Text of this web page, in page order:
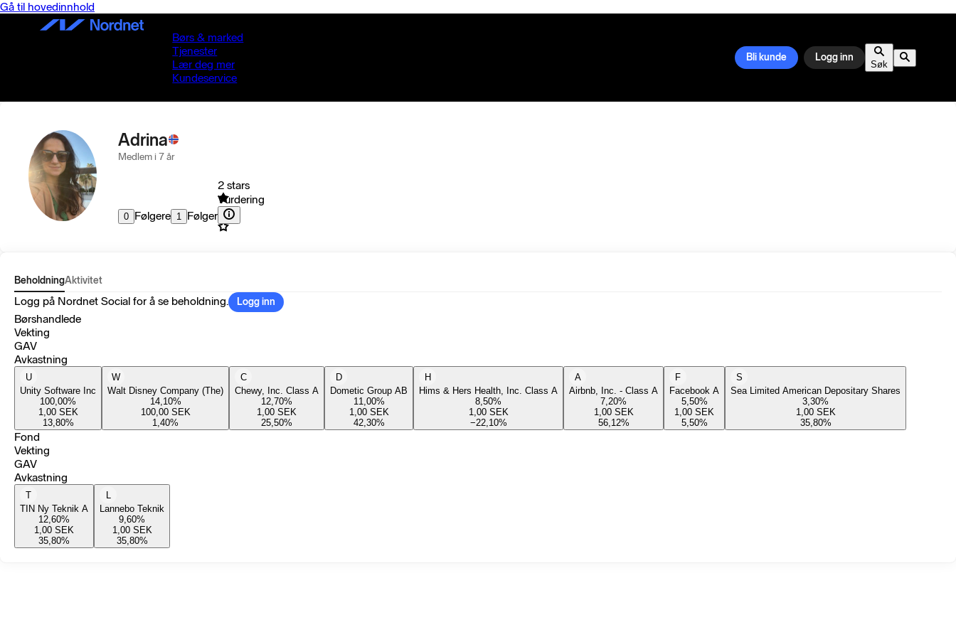
Gå til hovedinnhold
Børs & marked
Tjenester
Lær deg mer
Kundeservice
Bli kunde Logg inn
Søk
Adrina
Medlem i 7 år
0 Følgere 1 Følger
2 stars
Vurdering
BeholdningAktivitet
Logg på Nordnet Social for å se beholdning. Logg inn
Børshandlede
Vekting
GAV
Avkastning
U
Unity Software Inc
100,00%
1,00 SEK
13,80%
W
Walt Disney Company (The)
14,10%
100,00 SEK
1,40%
C
Chewy, Inc. Class A
12,70%
1,00 SEK
25,50%
D
Dometic Group AB
11,00%
1,00 SEK
42,30%
H
Hims & Hers Health, Inc. Class A
8,50%
1,00 SEK
−22,10%
A
Airbnb, Inc. - Class A
7,20%
1,00 SEK
56,12%
F
Facebook A
5,50%
1,00 SEK
5,50%
S
Sea Limited American Depositary Shares
3,30%
1,00 SEK
35,80%
Fond
Vekting
GAV
Avkastning
T
TIN Ny Teknik A
12,60%
1,00 SEK
35,80%
L
Lannebo Teknik
9,60%
1,00 SEK
35,80%